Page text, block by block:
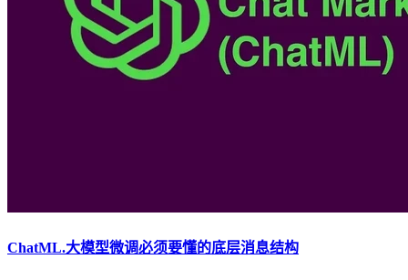
ChatML.大模型微调必须要懂的底层消息结构